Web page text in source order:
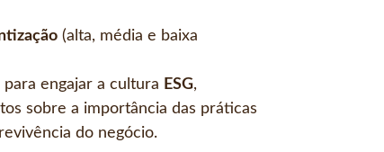
(alta, média e baixa
engajar a cultura ESG,
sobre a importância das práticas
do negócio.